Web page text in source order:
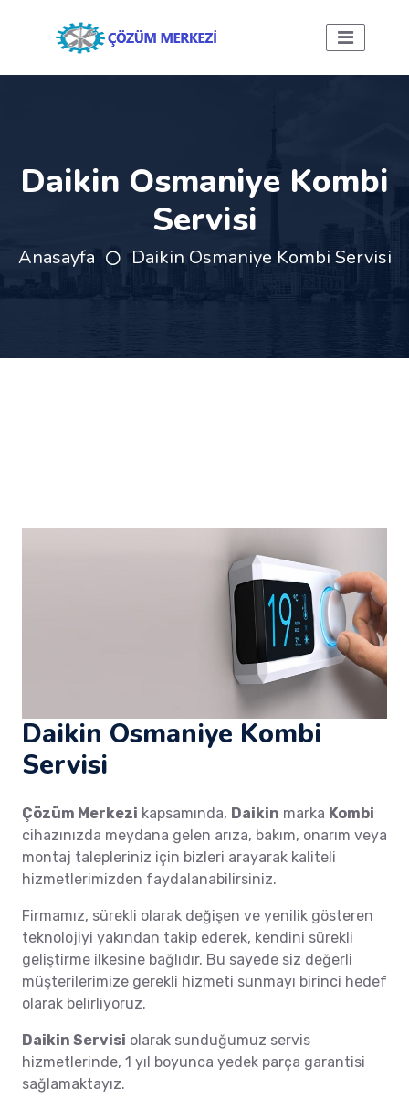
Daikin Osmaniye Kombi
Servisi
Anasayfa Daikin Osmaniye Kombi Servisi
Daikin Osmaniye Kombi
Servisi
Çözüm Merkezi kapsamında, Daikin marka Kombi
cihazınızda meydana gelen arıza, bakım, onarım veya
montaj talepleriniz için bizleri arayarak kaliteli
hizmetlerimizden faydalanabilirsiniz.
Firmamız, sürekli olarak değişen ve yenilik gösteren
teknolojiyi yakından takip ederek, kendini sürekli
geliştirme ilkesine bağlıdır. Bu sayede siz değerli
müşterilerimize gerekli hizmeti sunmayı birinci hedef
olarak belirliyoruz.
Daikin Servisi olarak sunduğumuz servis
hizmetlerinde, 1 yıl boyunca yedek parça garantisi
sağlamaktayız.